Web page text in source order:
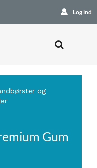
Log ind
og
Gum